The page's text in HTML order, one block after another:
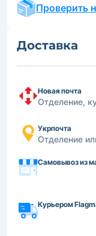
Проверить
Доставка
Новая почта
Отделение,
Укрпочта
Отделение
Самовывоз из
Курьером